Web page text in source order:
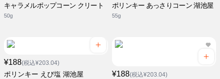
キャラメルポップコーン クリート
50g
ポリンキー あっさりコーン 湖池屋
55g
¥188(税込¥203.04)
ポリンキー えび塩 湖池屋 ¥188(税込¥203.04)